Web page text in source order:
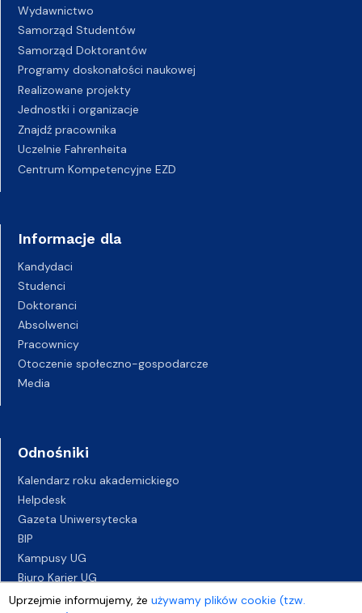
Uprzejmie informujemy, żeużywamy plików cookie (tzw.
Wydawnictwo
Samorząd Studentów
Samorząd Doktorantów
Programy doskonałości naukowej
Realizowane projekty
Jednostki i organizacje
Znajdź pracownika
Uczelnie Fahrenheita
Centrum Kompetencyjne EZD
Informacje dla
Kandydaci
Studenci
Doktoranci
Absolwenci
Pracownicy
Otoczenie społeczno-gospodarcze
Media
Odnośniki
Kalendarz roku akademickiego
Helpdesk
Gazeta Uniwersytecka
BIP
Kampusy UG
Biuro Karier UG
Oferty pracy